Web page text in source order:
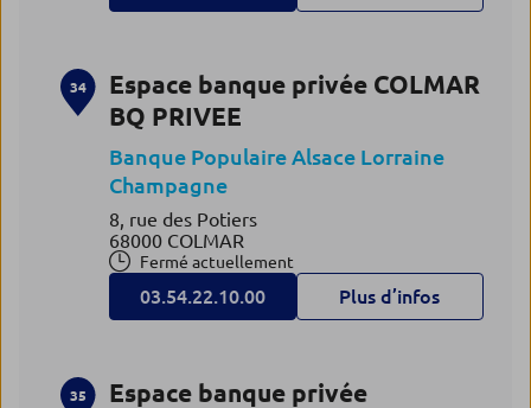
34
Espace banque privée COLMAR
BQ PRIVEE
Banque Populaire Alsace Lorraine
Champagne
8, rue des Potiers
68000 COLMAR
Fermé actuellement
03.54.22.10.00 Plus d’infos
35
Espace banque privée